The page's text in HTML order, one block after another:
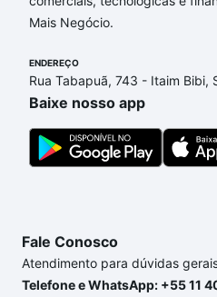
portal quanto custa
sonhos com segurança e
até as chaves.
Mais Negócio.
ENDEREÇO
Rua Tabapuã, 743 - Itaim Bibi,
Baixe nosso app
Fale Conosco
Atendimento para dúvidas
Telefone e WhatsApp: +55 11